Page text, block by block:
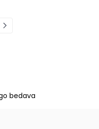
bedava